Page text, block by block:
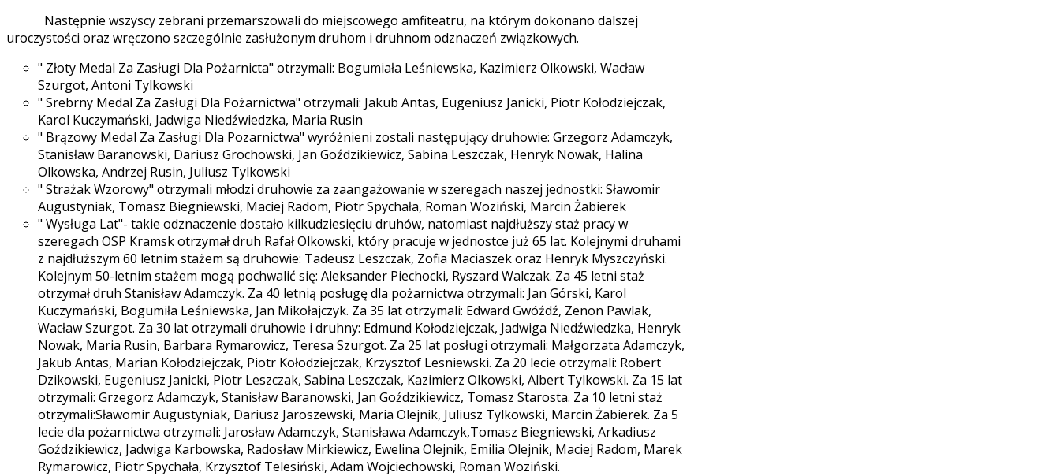
Następnie wszyscy zebrani przemarszowali do miejscowego amfiteatru, na którym dokonano dalszej
uroczystości oraz wręczono szczególnie zasłużonym druhom i druhnom odznaczeń związkowych.
" Złoty Medal Za Zasługi Dla Pożarnicta" otrzymali: Bogumiała Leśniewska, Kazimierz Olkowski, Wacław
Szurgot, Antoni Tylkowski
" Srebrny Medal Za Zasługi Dla Pożarnictwa" otrzymali: Jakub Antas, Eugeniusz Janicki, Piotr Kołodziejczak,
Karol Kuczymański, Jadwiga Niedźwiedzka, Maria Rusin
" Brązowy Medal Za Zasługi Dla Pozarnictwa" wyróżnieni zostali następujący druhowie: Grzegorz Adamczyk,
Stanisław Baranowski, Dariusz Grochowski, Jan Goździkiewicz, Sabina Leszczak, Henryk Nowak, Halina
Olkowska, Andrzej Rusin, Juliusz Tylkowski
" Strażak Wzorowy" otrzymali młodzi druhowie za zaangażowanie w szeregach naszej jednostki: Sławomir
Augustyniak, Tomasz Biegniewski, Maciej Radom, Piotr Spychała, Roman Woziński, Marcin Żabierek
" Wysługa Lat"- takie odznaczenie dostało kilkudziesięciu druhów, natomiast najdłuższy staż pracy w
szeregach OSP Kramsk otrzymał druh Rafał Olkowski, który pracuje w jednostce już 65 lat. Kolejnymi druhami
z najdłuższym 60 letnim stażem są druhowie: Tadeusz Leszczak, Zofia Maciaszek oraz Henryk Myszczyński.
Kolejnym 50-letnim stażem mogą pochwalić się: Aleksander Piechocki, Ryszard Walczak. Za 45 letni staż
otrzymał druh Stanisław Adamczyk. Za 40 letnią posługę dla pożarnictwa otrzymali: Jan Górski, Karol
Kuczymański, Bogumiła Leśniewska, Jan Mikołajczyk. Za 35 lat otrzymali: Edward Gwóźdź, Zenon Pawlak,
Wacław Szurgot. Za 30 lat otrzymali druhowie i druhny: Edmund Kołodziejczak, Jadwiga Niedźwiedzka, Henryk
Nowak, Maria Rusin, Barbara Rymarowicz, Teresa Szurgot. Za 25 lat posługi otrzymali: Małgorzata Adamczyk,
Jakub Antas, Marian Kołodziejczak, Piotr Kołodziejczak, Krzysztof Lesniewski. Za 20 lecie otrzymali: Robert
Dzikowski, Eugeniusz Janicki, Piotr Leszczak, Sabina Leszczak, Kazimierz Olkowski, Albert Tylkowski. Za 15 lat
otrzymali: Grzegorz Adamczyk, Stanisław Baranowski, Jan Goździkiewicz, Tomasz Starosta. Za 10 letni staż
otrzymali:Sławomir Augustyniak, Dariusz Jaroszewski, Maria Olejnik, Juliusz Tylkowski, Marcin Żabierek. Za 5
lecie dla pożarnictwa otrzymali: Jarosław Adamczyk, Stanisława Adamczyk,Tomasz Biegniewski, Arkadiusz
Goździkiewicz, Jadwiga Karbowska, Radosław Mirkiewicz, Ewelina Olejnik, Emilia Olejnik, Maciej Radom, Marek
Rymarowicz, Piotr Spychała, Krzysztof Telesiński, Adam Wojciechowski, Roman Woziński.